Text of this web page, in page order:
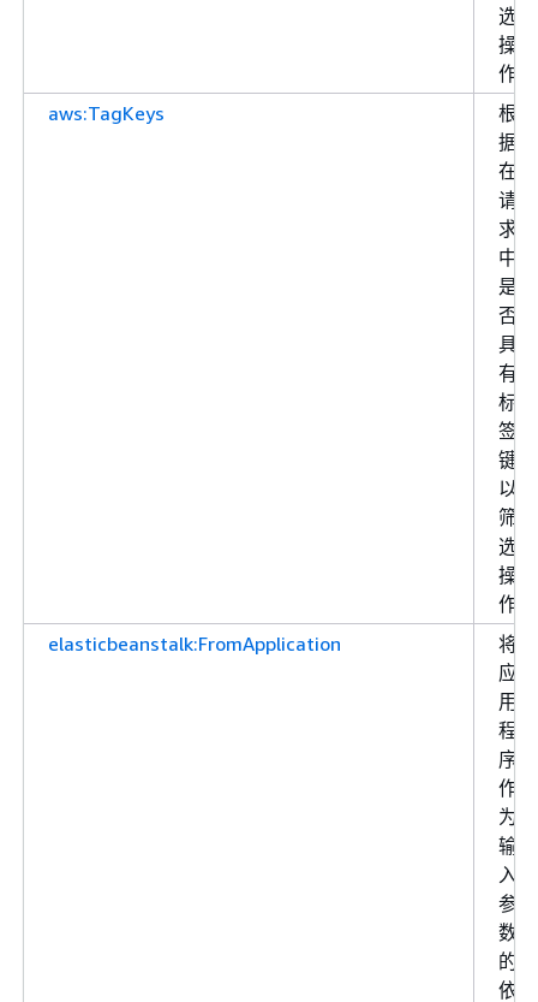
选
操
作
aws:TagKeys
根
据
在
请
求
中
是
否
具
有
标
签
键
以
筛
选
操
作
elasticbeanstalk:FromApplication
将
应
用
程
序
作
为
输
入
参
数
的
依